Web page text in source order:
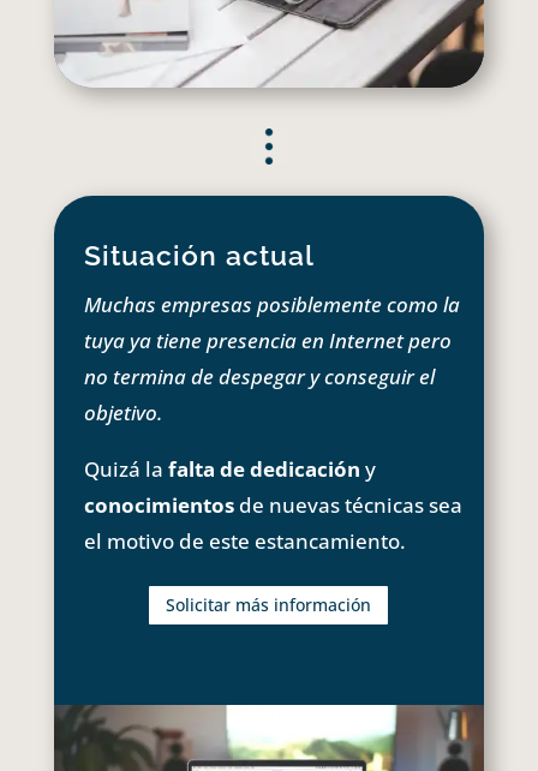
Situación actual
Muchas empresas posiblemente como la
tuya ya tiene presencia en Internet pero
no termina de despegar y conseguir el
objetivo.
Quizá la falta de dedicación y
conocimientosde nuevas técnicas sea
el motivo de este estancamiento.
Solicitar más información